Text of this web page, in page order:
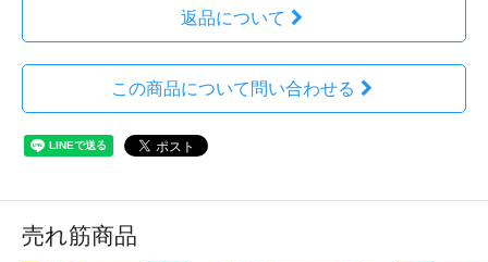
返品について
この商品について問い合わせる
売れ筋商品